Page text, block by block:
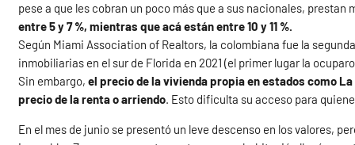
pese a que les cobran un poco más que a sus nacionales, prestan
entre 5 y 7 %, mientras que acá están entre 10 y 11 %.
Según Miami Association of Realtors, la colombiana fue la
inmobiliarias en el sur de Florida en 2021 (el primer lugar la
Sin embargo, el precio de la vivienda propia en estados como
precio de la renta o arriendo. Esto dificulta su acceso para
En el mes de junio se presentó un leve descenso en los valores,